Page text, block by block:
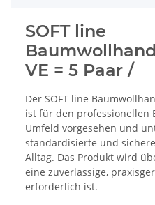
SOFT line
VE = 5 Paar /
Der SOFT line
ist für den professionellen
Umfeld vorgesehen und
standardisierte und
Alltag. Das Produkt wird
eine zuverlässige,
erforderlich ist.